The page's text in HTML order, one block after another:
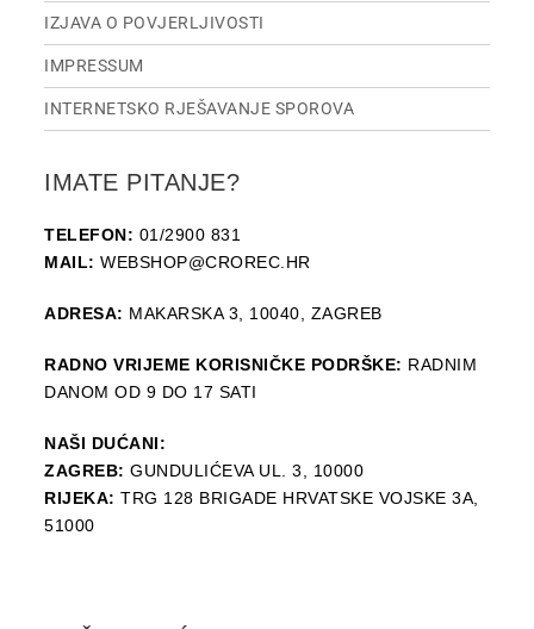
IZJAVA O POVJERLJIVOSTI
IMPRESSUM
INTERNETSKO RJEŠAVANJE SPOROVA
IMATE PITANJE?
TELEFON: 01/2900 831
MAIL: WEBSHOP@CROREC.HR
ADRESA: MAKARSKA 3, 10040, ZAGREB
RADNO VRIJEME KORISNIČKE PODRŠKE: RADNIM
DANOM OD 9 DO 17 SATI
NAŠI DUĆANI:
ZAGREB: GUNDULIĆEVA UL. 3, 10000
RIJEKA: TRG 128 BRIGADE HRVATSKE VOJSKE 3A,
51000